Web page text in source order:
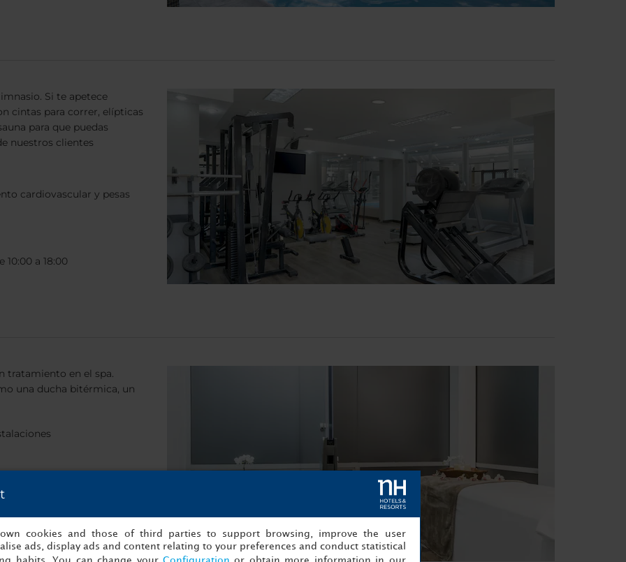
Si te apetece
cintas para correr, elípticas
para que puedas
nuestros clientes
cardiovascular y pesas
10:00 a 18:00
tratamiento en el spa.
una ducha bitérmica, un
a 18:00
cookies and those of third parties to support browsing, improve the user
ads, display ads and content relating to your preferences and conduct statistical